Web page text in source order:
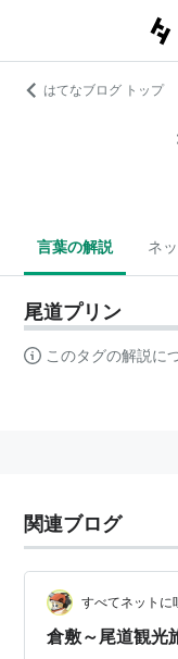
はてなブログ トップ
言葉の解説 ネ
尾道プリン
このタグの解説に
関連ブログ
すべてネットに
倉敷～尾道観